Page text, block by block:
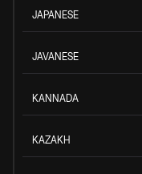
JAPANESE
JAVANESE
KANNADA
KAZAKH